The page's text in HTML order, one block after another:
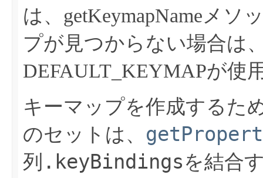
は、getKeymapNameメソ
プが見つからない場合は
DEFAULT_KEYMAPが使
キーマップを作成するた
のセットは、
列 .keyBindingsを結合